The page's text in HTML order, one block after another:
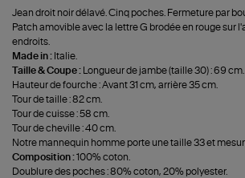
Jean droit noir délavé. Cinq poches. Fermeture par
Patch amovible avec la lettre G brodée en rouge sur
endroits.
Made in : Italie.
Taille & Coupe : Longueur de jambe (taille 30) : 69 cm.
Hauteur de fourche : Avant 31 cm, arrière 35 cm.
Tour de taille : 82 cm.
Tour de cuisse : 58 cm.
Tour de cheville : 40 cm.
Notre mannequin homme porte une taille 33 et
Composition :100% coton.
Doublure des poches : 80% coton, 20% polyester.